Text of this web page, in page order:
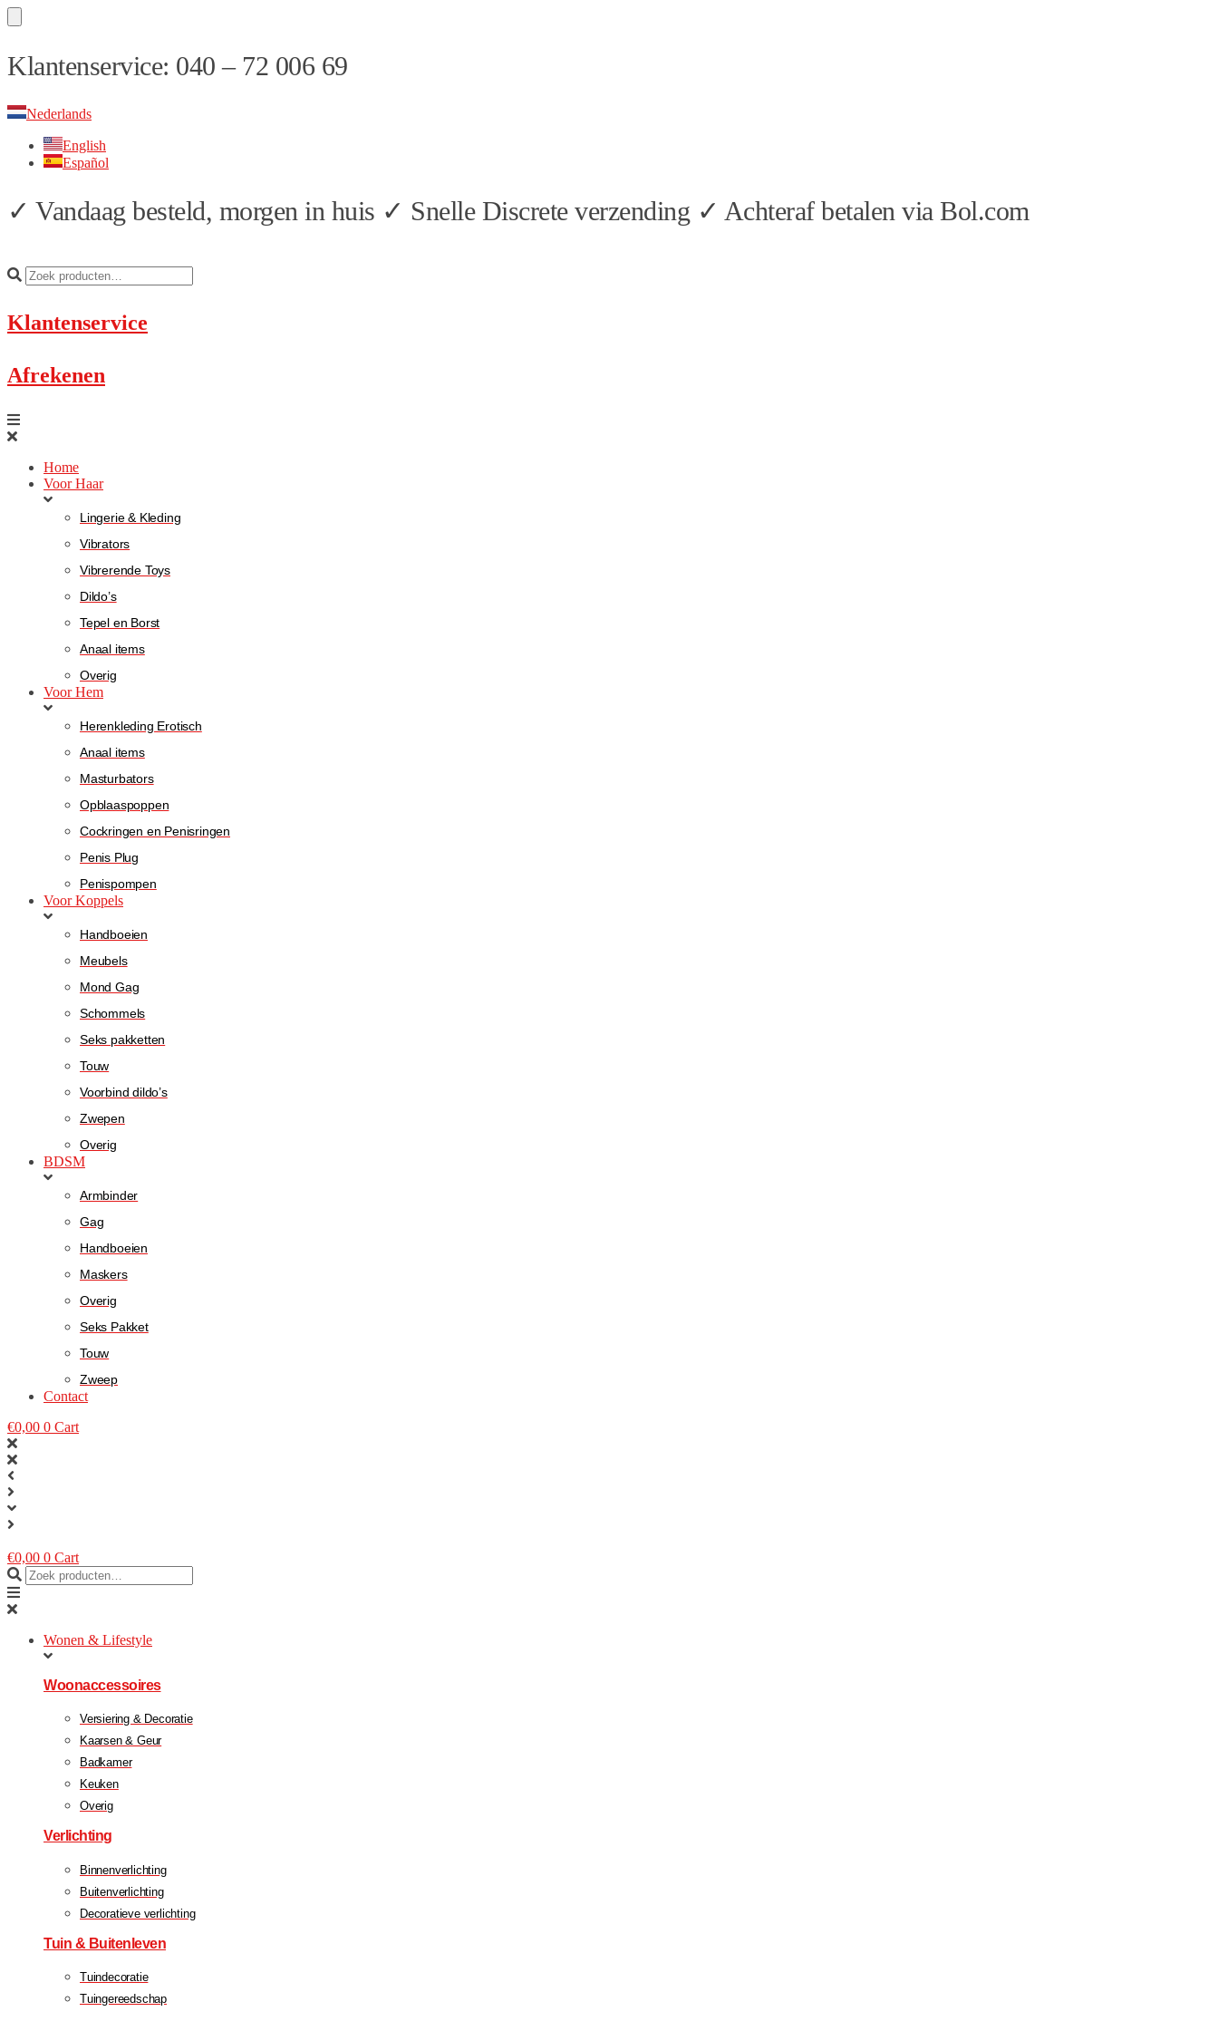
Skip
to
Skip
to
Klantenservice: 040 – 72 006 69
Nederlands
English
Español
✓ Vandaag besteld, morgen in huis ✓ Snelle Discrete verzending ✓ Achteraf betalen via Bol.com
Klantenservice
Afrekenen
Home
Voor Haar
Lingerie & Kleding
Vibrators
Vibrerende Toys
Dildo’s
Tepel en Borst
Anaal items
Overig
Voor Hem
Herenkleding Erotisch
Anaal items
Masturbators
Opblaaspoppen
Cockringen en Penisringen
Penis Plug
Penispompen
Voor Koppels
Handboeien
Meubels
Mond Gag
Schommels
Seks pakketten
Touw
Voorbind dildo’s
Zwepen
Overig
BDSM
Armbinder
Gag
Handboeien
Maskers
Overig
Seks Pakket
Touw
Zweep
Contact
€0,00 0 Cart
€0,00 0 Cart
Wonen & Lifestyle
Woonaccessoires
Versiering & Decoratie
Kaarsen & Geur
Badkamer
Keuken
Overig
Verlichting
Binnenverlichting
Buitenverlichting
Decoratieve verlichting
Tuin & Buitenleven
Tuindecoratie
Tuingereedschap